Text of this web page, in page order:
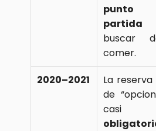
punto
partida
buscar
comer.
2020–2021
La
de